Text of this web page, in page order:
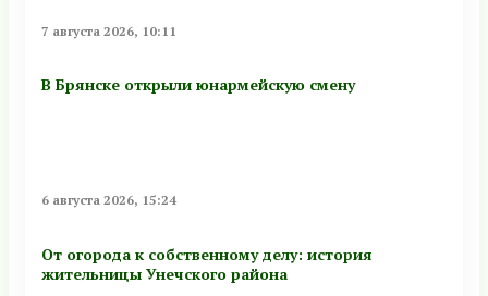
7 августа 2026, 10:11
В Брянске открыли юнармейскую смену
6 августа 2026, 15:24
От огорода к собственному делу: история
жительницы Унечского района